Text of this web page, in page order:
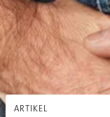
ARTIKEL